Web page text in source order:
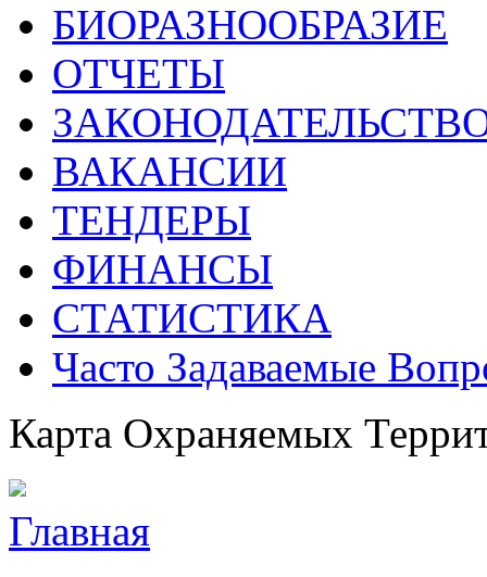
БИОРАЗНООБРАЗИЕ
ОТЧЕТЫ
ВАКАНСИИ
ТЕНДЕРЫ
ФИНАНСЫ
СТАТИСТИКА
Часто Задаваемые
Карта Охраняемых
Главная